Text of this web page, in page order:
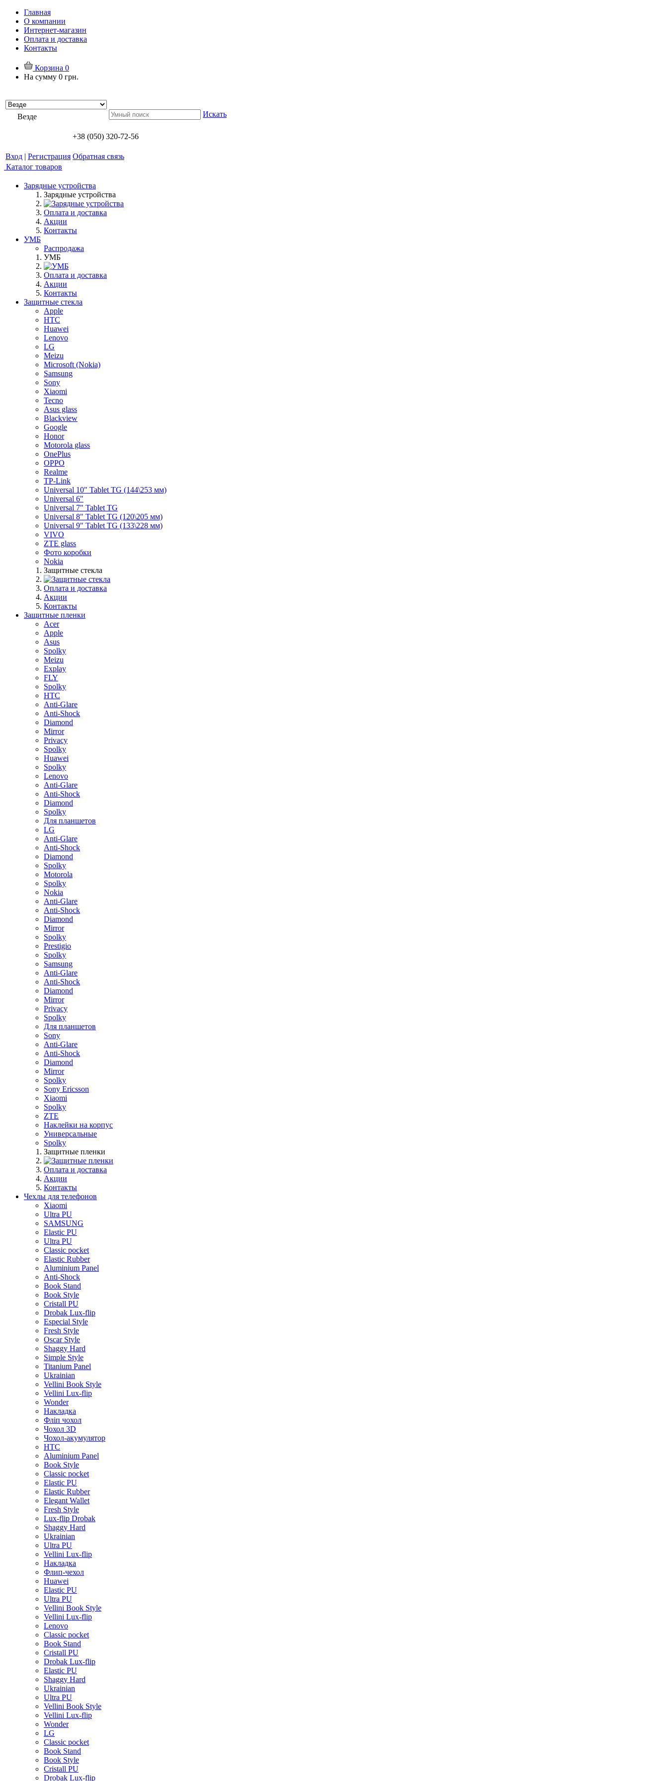
Главная
О компании
Интернет-магазин
Оплата и доставка
Контакты
Корзина 0
На сумму 0 грн.
Везде Искать
+38 (050) 320-72-56
Вход | Регистрация Обратная связь
Каталог товаров
Зарядные устройства
Зарядные устройства
Оплата и доставка
Акции
Контакты
УМБ
Распродажа
УМБ
Оплата и доставка
Акции
Контакты
Защитные стекла
Apple
HTC
Huawei
Lenovo
LG
Meizu
Microsoft (Nokia)
Samsung
Sony
Xiaomi
Tecno
Asus glass
Blackview
Google
Honor
Motorola glass
OnePlus
OPPO
Realme
TP-Link
Universal 10" Tablet TG (144\253 мм)
Universal 6"
Universal 7" Tablet TG
Universal 8" Tablet TG (120\205 мм)
Universal 9" Tablet TG (133\228 мм)
VIVO
ZTE glass
Фото коробки
Nokia
Защитные стекла
Оплата и доставка
Акции
Контакты
Защитные пленки
Acer
Apple
Asus
Spolky
Meizu
Explay
FLY
Spolky
HTC
Anti-Glare
Anti-Shock
Diamond
Mirror
Privacy
Spolky
Huawei
Spolky
Lenovo
Anti-Glare
Anti-Shock
Diamond
Spolky
Для планшетов
LG
Anti-Glare
Anti-Shock
Diamond
Spolky
Motorola
Spolky
Nokia
Anti-Glare
Anti-Shock
Diamond
Mirror
Spolky
Prestigio
Spolky
Samsung
Anti-Glare
Anti-Shock
Diamond
Mirror
Privacy
Spolky
Для планшетов
Sony
Anti-Glare
Anti-Shock
Diamond
Mirror
Spolky
Sony Ericsson
Xiaomi
Spolky
ZTE
Наклейки на корпус
Универсальные
Spolky
Защитные пленки
Оплата и доставка
Акции
Контакты
Чехлы для телефонов
Xiaomi
Ultra PU
SAMSUNG
Elastic PU
Ultra PU
Classic pocket
Elastic Rubber
Aluminium Panel
Anti-Shock
Book Stand
Book Style
Cristall PU
Drobak Lux-flip
Especial Style
Fresh Style
Oscar Style
Shaggy Hard
Simple Style
Titanium Panel
Ukrainian
Vellini Book Style
Vellini Lux-flip
Wonder
Накладка
Фліп чохол
Чохол 3D
Чохол-акумулятор
HTC
Aluminium Panel
Book Style
Classic pocket
Elastic PU
Elastic Rubber
Elegant Wallet
Fresh Style
Lux-flip Drobak
Shaggy Hard
Ukrainian
Ultra PU
Vellini Lux-flip
Накладка
Флип-чехол
Huawei
Elastic PU
Ultra PU
Vellini Book Style
Vellini Lux-flip
Lenovo
Classic pocket
Book Stand
Cristall PU
Drobak Lux-flip
Elastic PU
Shaggy Hard
Ukrainian
Ultra PU
Vellini Book Style
Vellini Lux-flip
Wonder
LG
Classic pocket
Book Stand
Book Style
Cristall PU
Drobak Lux-flip